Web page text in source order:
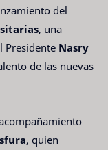
del
, una
Presidente Nasry
de las nuevas
, quien